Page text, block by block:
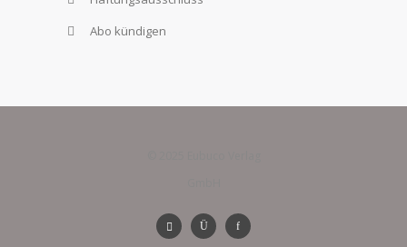
Abo kündigen